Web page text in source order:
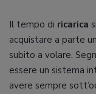
Il tempo di ricarica
acquistare a parte
subito a volare.
essere un sistema
avere sempre